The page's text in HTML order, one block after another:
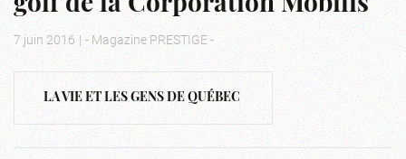
golf de la Corporation Mobilis
7 juin 2016 | - Magazine PRESTIGE -
LA VIE ET LES GENS DE QUÉBEC